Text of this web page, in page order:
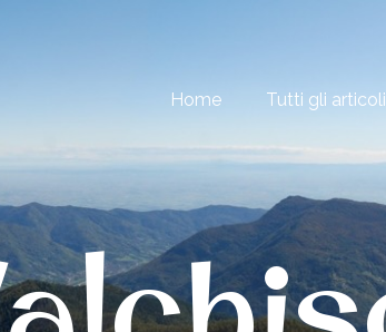
Home Tutti gli articoli